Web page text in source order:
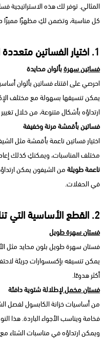
المثالي. توفر لك هذه
كل مناسبة، وتضمن لكِ مظهرًا مميزًا
1. اختيار الفساتين متعددة الاستخدام
فساتين سهرةبألوان محايدة
احرصي على اقتناء فساتين بألوان
يمكن تنسيقها بسهولة مع مختلف
ارتداؤه بأشكال متنوعة، من خلال
فساتين بأقمشة مرنة وخفيفة
اختيار فساتين ناعمة بأقمشة مثل
مختلف المناسبات، ويمكنكِ كذلك
ناعمة طويلةمن الشيفون يمكن
في الحفلات.
2. القطع الأساسية التي تناسب جميع المناسبات
فستان سهرة طويل
فستان سهرة طويل بلون محايد مثل
يمكن تنسيقه بإكسسوارات جريئة
أكثر هدوءًا.
فستان مخمللإطلالة شتوية دافئة
من أساسيات خزانة الكابسول لفصل
فخامة ويناسب الأجواء الباردة. هذا
ويمكن ارتداؤه في مناسبات الشتاء